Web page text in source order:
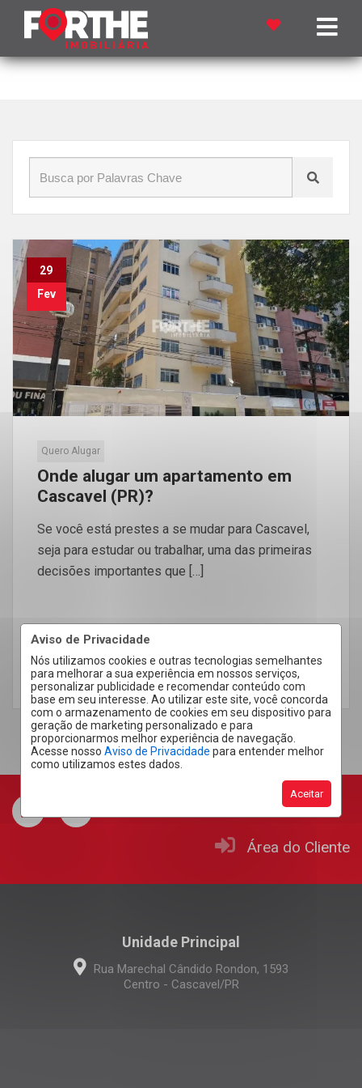
Início»Blog » Alugar apartamento em Cascavel
Aviso de Privacidade
Nós utilizamos cookies e outras tecnologias semelhantes
para melhorar a sua experiência em nossos serviços,
personalizar publicidade e recomendar conteúdo com
base em seu interesse. Ao utilizar este site, você concorda
com o armazenamento de cookies em seu dispositivo para
geração de marketing personalizado e para
proporcionarmos melhor experiência de navegação.
Acesse nosso Aviso de Privacidade para entender melhor
como utilizamos estes dados.
Aceitar
29
Fev
Quero Alugar
Onde alugar um apartamento em
Cascavel (PR)?
Se você está prestes a se mudar para Cascavel,
seja para estudar ou trabalhar, uma das primeiras
decisões importantes que […]
LEIA MAIS
Área do Cliente
Unidade Principal
Rua Marechal Cândido Rondon, 1593
Centro - Cascavel/PR